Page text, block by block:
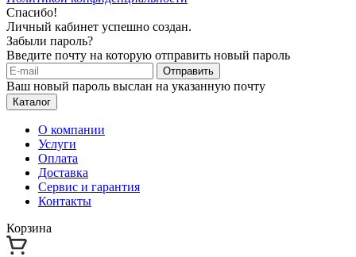
Спасибо!
Личный кабинет успешно создан.
Забыли пароль?
Введите почту на которую отправить новый пароль
Отправить
Ваш новый пароль выслан на указанную почту
Каталог
О компании
Услуги
Оплата
Доставка
Сервис и гарантия
Контакты
Корзина